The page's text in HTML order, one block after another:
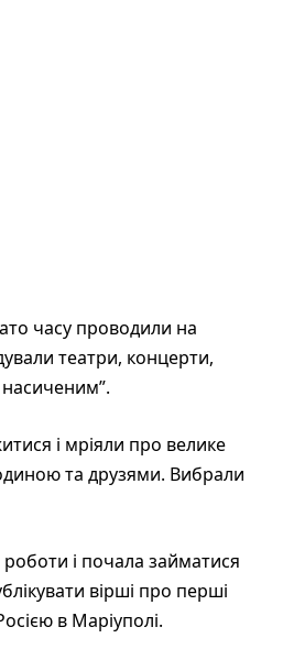
часу проводили на
театри, концерти,
і мріяли про велике
та друзями. Вибрали
роботи і почала займатися
вірші про перші
в Маріуполі.